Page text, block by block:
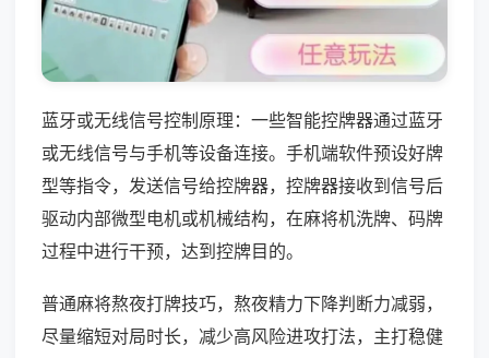
蓝牙或无线信号控制原理：一些智能控牌器通过蓝牙
或无线信号与手机等设备连接。手机端软件预设好牌
型等指令，发送信号给控牌器，控牌器接收到信号后
驱动内部微型电机或机械结构，在麻将机洗牌、码牌
过程中进行干预，达到控牌目的。
普通麻将熬夜打牌技巧，熬夜精力下降判断力减弱，
尽量缩短对局时长，减少高风险进攻打法，主打稳健